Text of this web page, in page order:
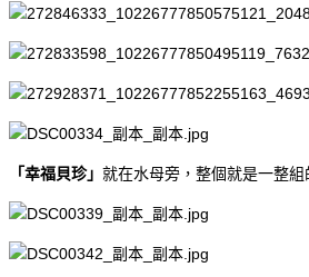
「幸福貝珍」 就在水母旁，整個就是一整